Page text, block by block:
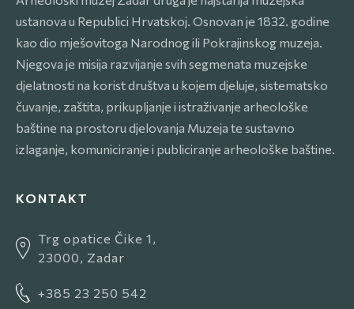
ustanova u Republici Hrvatskoj. Osnovan je 1832. godine
kao dio mješovitoga Narodnog ili Pokrajinskog muzeja.
Njegova je misija razvijanje svih segmenata muzejske
djelatnosti na korist društva u kojem djeluje, sistematsko
čuvanje, zaštita, prikupljanje i istraživanje arheološke
baštine na prostoru djelovanja Muzeja te sustavno
izlaganje, komuniciranje i publiciranje arheološke baštine.
KONTAKT
Trg opatice Čike 1,
23000, Zadar
+385 23 250 542